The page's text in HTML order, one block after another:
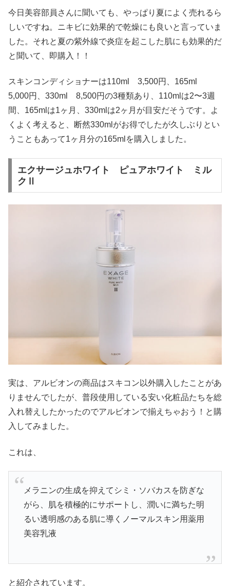
今日美容部員さんに聞いても、やっぱり夏によく売れるら
しいですね。ニキビに効果的で乾燥にも良いと言っていま
した。それと夏の紫外線で炎症を起こした肌にも効果的だ
と聞いて、即購入！！
スキンコンディショナーは110ml 3,500円、165ml
5,000円、330ml 8,500円の3種類あり、110mlは2〜3週
間、165mlは1ヶ月、330mlは2ヶ月が目安だそうです。よ
くよく考えると、断然330mlがお得でしたが久しぶりとい
うこともあって1ヶ月分の165mlを購入しました。
エクサージュホワイト ピュアホワイト ミル
クⅡ
実は、アルビオンの商品はスキコン以外購入したことがあ
りませんでしたが、普段使用している安い化粧品たちを総
入れ替えしたかったのでアルビオンで揃えちゃおう！と購
入してみました。
これは、
メラニンの生成を抑えてシミ・ソバカスを防ぎな
がら、肌を積極的にサポートし、潤いに満ちた明
るい透明感のある肌に導くノーマルスキン用薬用
美容乳液
と紹介されています。